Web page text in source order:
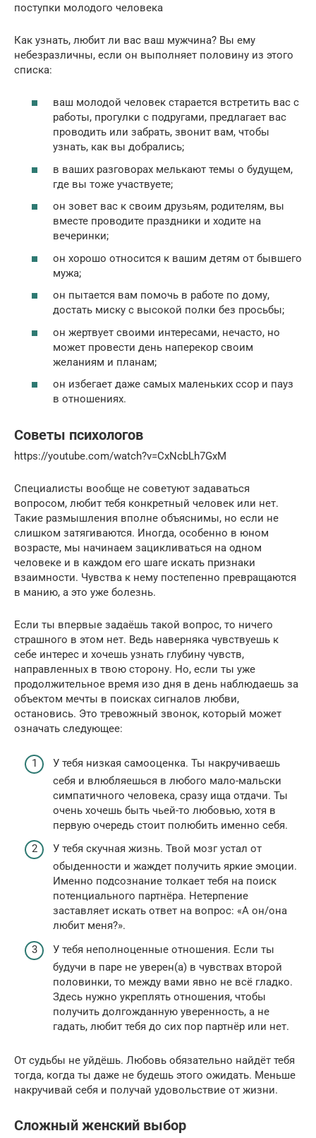
поступки молодого человека
Как узнать, любит ли вас ваш мужчина? Вы ему
небезразличны, если он выполняет половину из этого
списка:
ваш молодой человек старается встретить вас с
работы, прогулки с подругами, предлагает вас
проводить или забрать, звонит вам, чтобы
узнать, как вы добрались;
в ваших разговорах мелькают темы о будущем,
где вы тоже участвуете;
он зовет вас к своим друзьям, родителям, вы
вместе проводите праздники и ходите на
вечеринки;
он хорошо относится к вашим детям от бывшего
мужа;
он пытается вам помочь в работе по дому,
достать миску с высокой полки без просьбы;
он жертвует своими интересами, нечасто, но
может провести день наперекор своим
желаниям и планам;
он избегает даже самых маленьких ссор и пауз
в отношениях.
Советы психологов
https://youtube.com/watch?v=CxNcbLh7GxM
Специалисты вообще не советуют задаваться
вопросом, любит тебя конкретный человек или нет.
Такие размышления вполне объяснимы, но если не
слишком затягиваются. Иногда, особенно в юном
возрасте, мы начинаем зацикливаться на одном
человеке и в каждом его шаге искать признаки
взаимности. Чувства к нему постепенно превращаются
в манию, а это уже болезнь.
Если ты впервые задаёшь такой вопрос, то ничего
страшного в этом нет. Ведь наверняка чувствуешь к
себе интерес и хочешь узнать глубину чувств,
направленных в твою сторону. Но, если ты уже
продолжительное время изо дня в день наблюдаешь за
объектом мечты в поисках сигналов любви,
остановись. Это тревожный звонок, который может
означать следующее:
У тебя низкая самооценка. Ты накручиваешь
себя и влюбляешься в любого мало-мальски
симпатичного человека, сразу ища отдачи. Ты
очень хочешь быть чьей-то любовью, хотя в
первую очередь стоит полюбить именно себя.
У тебя скучная жизнь. Твой мозг устал от
обыденности и жаждет получить яркие эмоции.
Именно подсознание толкает тебя на поиск
потенциального партнёра. Нетерпение
заставляет искать ответ на вопрос: «А он/она
любит меня?».
У тебя неполноценные отношения. Если ты
будучи в паре не уверен(а) в чувствах второй
половинки, то между вами явно не всё гладко.
Здесь нужно укреплять отношения, чтобы
получить долгожданную уверенность, а не
гадать, любит тебя до сих пор партнёр или нет.
От судьбы не уйдёшь. Любовь обязательно найдёт тебя
тогда, когда ты даже не будешь этого ожидать. Меньше
накручивай себя и получай удовольствие от жизни.
Сложный женский выбор